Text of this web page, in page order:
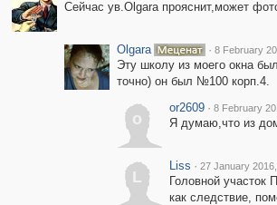
Сейчас ув.Olgara прояснит,может
Olgara · 8 February
Эту школу из моего окна
точно) он был №100 корп.4.
o
or2609 · 8 February
Я думаю,что из
L
Liss · 27 January
Головной участок
как следствие,